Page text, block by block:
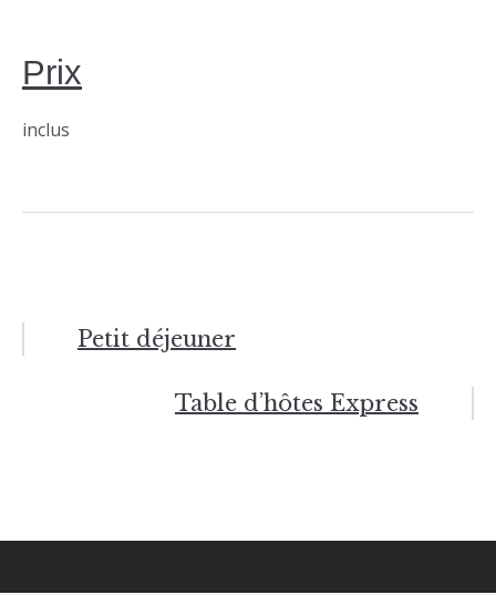
Prix
inclus
Navigation
Petit déjeuner
Table d’hôtes Express